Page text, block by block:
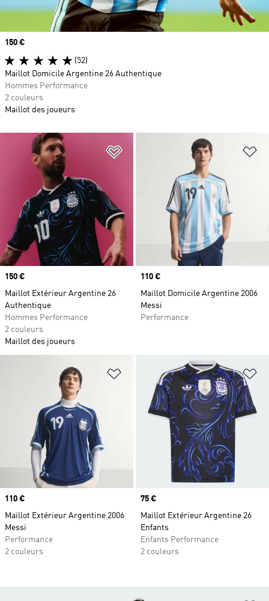
Ajouter à la Liste de produits
Prix
150 €
Maillot Extérieur Argentine 26
Authentique
Hommes Performance
2 couleurs
Maillot des joueurs
Prix
110 €
Maillot Domicile Argentine 2006
Messi
Performance
Ajouter à la Liste de produits
Prix
110 €
Maillot Extérieur Argentine 2006
Messi
Performance
2 couleurs
Prix
75 €
Maillot Extérieur Argentine 26
Enfants
Enfants Performance
2 couleurs
Prix
150 €
(52)
Maillot Domicile Argentine 26 Authentique
Hommes Performance
2 couleurs
Maillot des joueurs